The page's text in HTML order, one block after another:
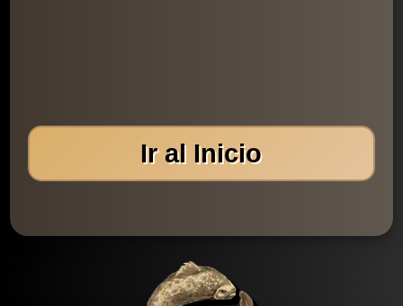
Ir al Inicio